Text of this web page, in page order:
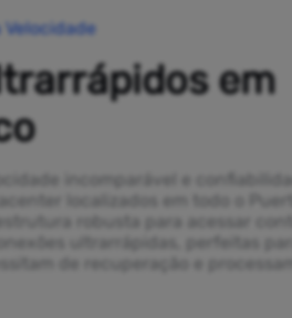
Velocidade
em
incomparável e
localizados em todo o
robusta para acessar
ultrarrápidas, perfeitas
de recuperação e